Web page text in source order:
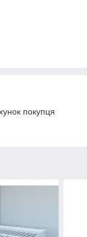
покупця